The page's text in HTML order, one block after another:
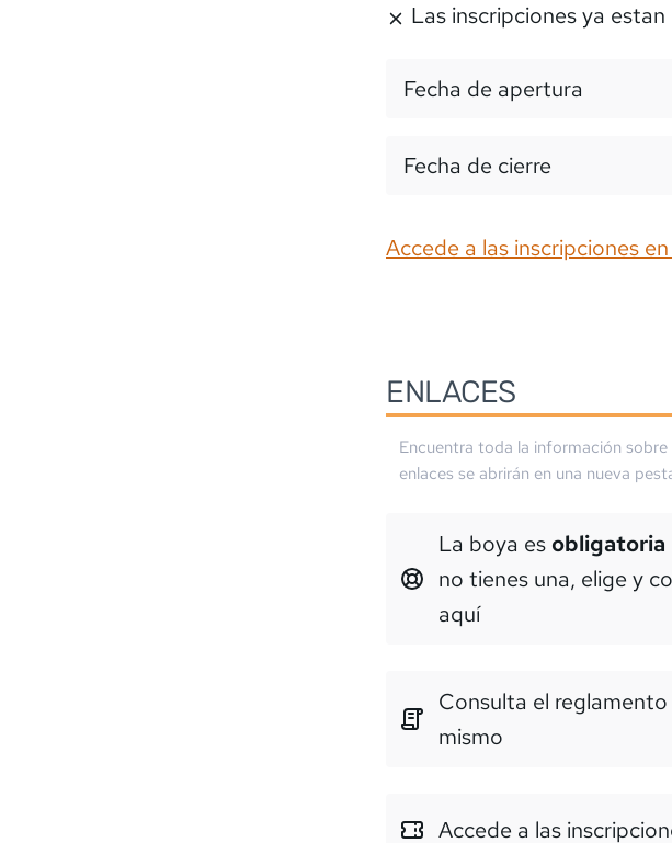
Las inscripciones ya estan
Fecha de apertura
Fecha de cierre
Accede a las inscripciones en
ENLACES
Encuentra toda la información sobre
enlaces se abrirán en una nueva
La boya es obligatoria
no tienes una, elige y
aquí
Consulta el
mismo
Accede a las